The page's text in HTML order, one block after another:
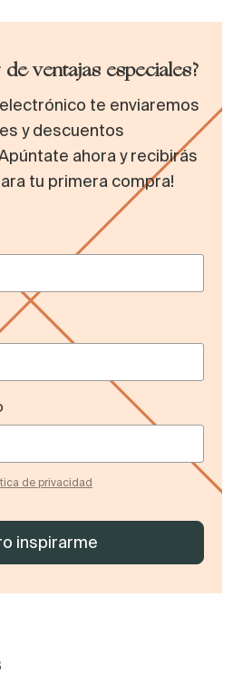
ventajas especiales?
te enviaremos
y descuentos
ahora y recibirás
tu primera compra!
de privacidad